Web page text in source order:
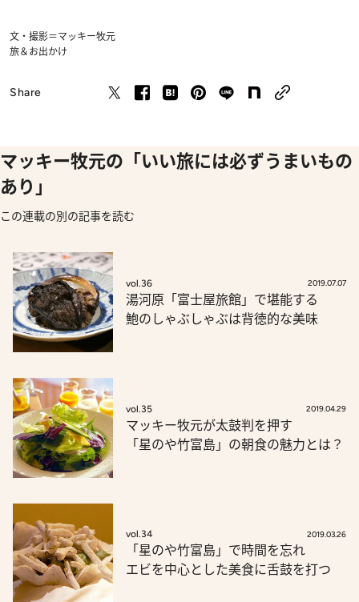
文・撮影＝マッキー牧元
旅＆お出かけ
Share
マッキー牧元の「いい旅には必ずうまいもの
あり」
この連載の別の記事を読む
vol.36 2019.07.07
湯河原「富士屋旅館」で堪能する
鮑のしゃぶしゃぶは背徳的な美味
vol.35 2019.04.29
マッキー牧元が太鼓判を押す
「星のや竹富島」の朝食の魅力とは？
vol.34 2019.03.26
「星のや竹富島」で時間を忘れ
エビを中心とした美食に舌鼓を打つ